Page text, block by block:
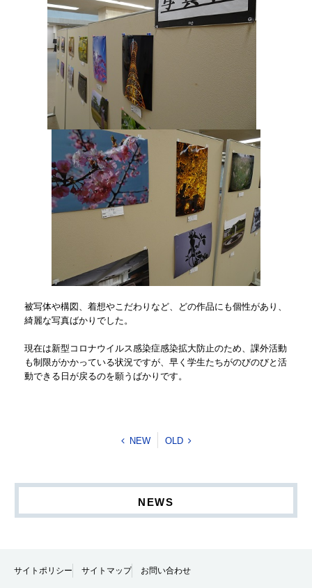
被写体や構図、着想やこだわりなど、どの作品にも個性があり、
綺麗な写真ばかりでした。
現在は新型コロナウイルス感染症感染拡大防止のため、課外活動
も制限がかかっている状況ですが、早く学生たちがのびのびと活
動できる日が戻るのを願うばかりです。
NEW OLD
NEWS
サイトポリシー サイトマップ お問い合わせ